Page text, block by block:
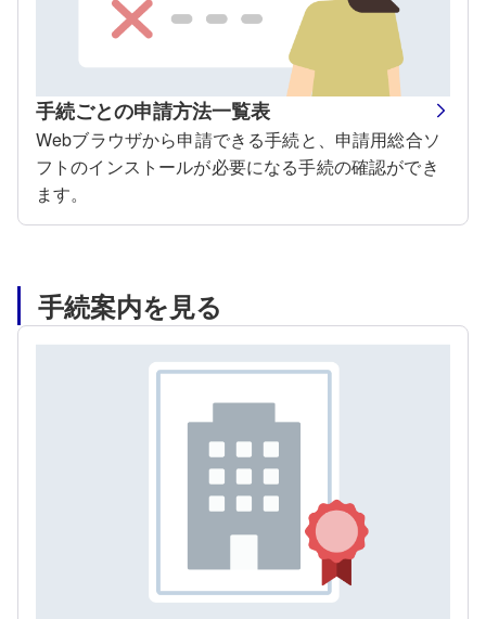
手続ごとの申請方法一覧表
Webブラウザから申請できる手続と、申請用総合ソ
フトのインストールが必要になる手続の確認ができ
ます。
手続案内を見る